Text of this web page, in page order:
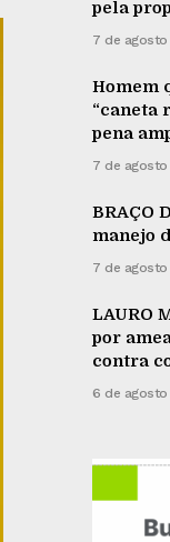
pela
7 de agosto
Homem
“caneta
pena
7 de agosto
BRAÇO
manejo
7 de agosto
LAURO
por
contra
6 de agosto